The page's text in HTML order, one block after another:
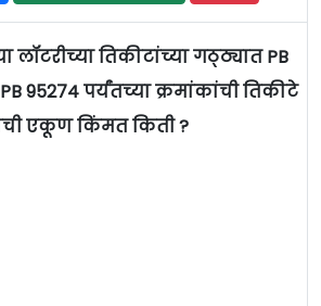
लॉटरीच्या तिकीटांच्या गठ्ठ्यात PB
95274 पर्यंतच्या क्रमांकांची तिकीटे
एकूण किंमत किती ?